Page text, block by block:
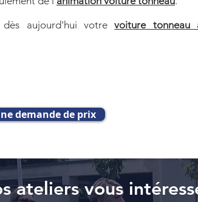
dès aujourd'hui votrevoiture tonneau
demande de prix
ateliers vous